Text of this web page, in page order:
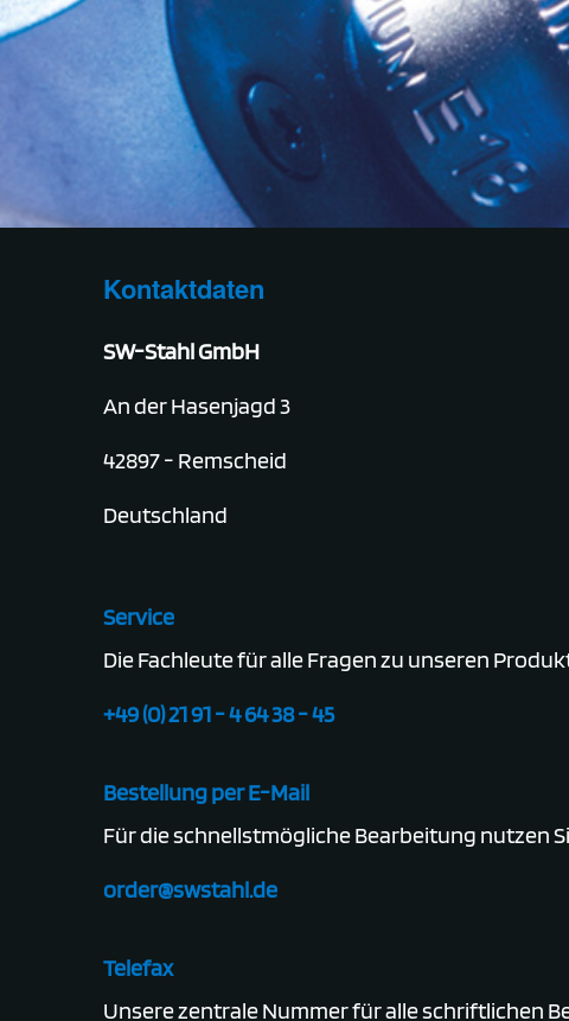
Kontaktdaten
SW-Stahl GmbH
An der Hasenjagd 3
42897 - Remscheid
Deutschland
Service
Die Fachleute für alle Fragen zu unseren
+49 (0) 21 91 - 4 64 38 - 45
Bestellung per E-Mail
Für die schnellstmögliche Bearbeitung nutzen
order@swstahl.de
Telefax
Unsere zentrale Nummer für alle schriftlichen